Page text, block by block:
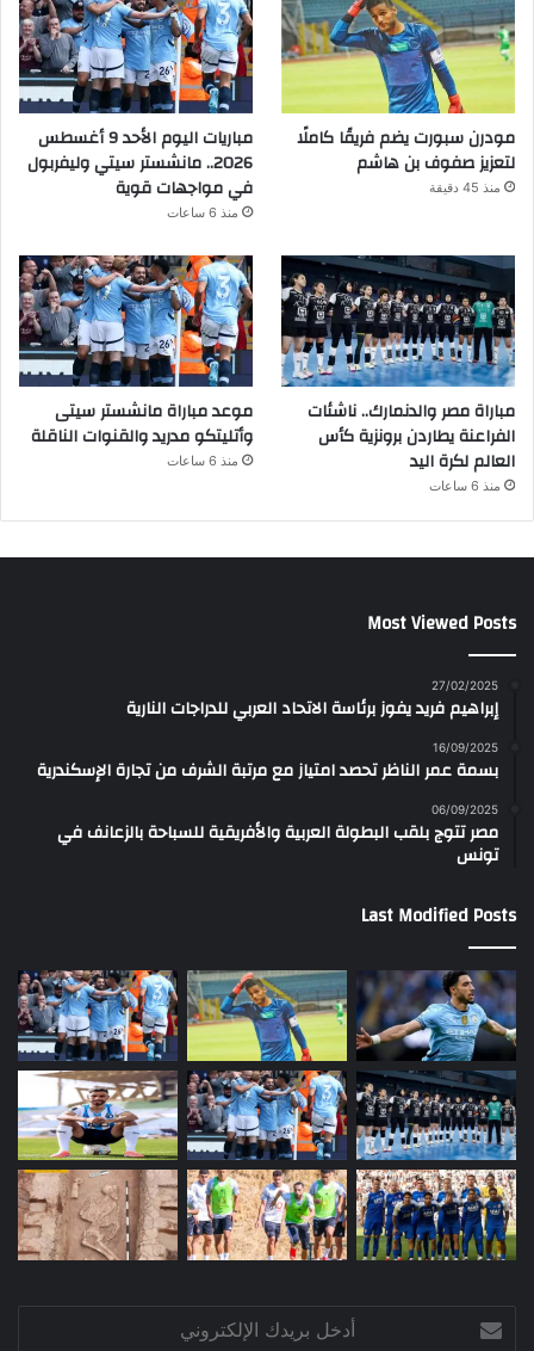
مودرن سبورت يضم فريقًا كاملًا
لتعزيز صفوف بن هاشم
منذ 45 دقيقة
مباريات اليوم الأحد 9 أغسطس
2026.. مانشستر سيتي وليفربول
في مواجهات قوية
منذ 6 ساعات
مباراة مصر والدنمارك.. ناشئات
الفراعنة يطاردن برونزية كأس
العالم لكرة اليد
منذ 6 ساعات
موعد مباراة مانشستر سيتى
وأتليتكو مدريد والقنوات الناقلة
منذ 6 ساعات
Most Viewed Posts
27/02/2025
إبراهيم فريد يفوز برئاسة الاتحاد العربي للدراجات النارية
16/09/2025
بسمة عمر الناظر تحصد امتياز مع مرتبة الشرف من تجارة الإسكندرية
06/09/2025
مصر تتوج بلقب البطولة العربية والأفريقية للسباحة بالزعانف في
تونس
Last Modified Posts
بريدك